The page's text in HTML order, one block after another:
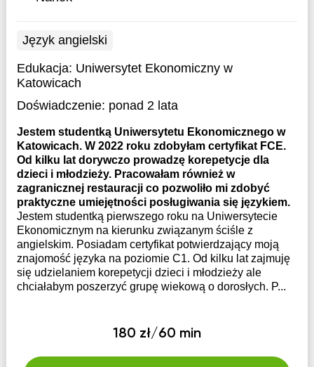
Język angielski
Edukacja: Uniwersytet Ekonomiczny w
Katowicach
Doświadczenie: ponad 2 lata
Jestem studentką Uniwersytetu Ekonomicznego w
Katowicach. W 2022 roku zdobyłam certyfikat FCE.
Od kilku lat dorywczo prowadzę korepetycje dla
dzieci i młodzieży. Pracowałam również w
zagranicznej restauracji co pozwoliło mi zdobyć
praktyczne umiejętności posługiwania się językiem.
Jestem studentką pierwszego roku na Uniwersytecie
Ekonomicznym na kierunku związanym ściśle z
angielskim. Posiadam certyfikat potwierdzający moją
znajomość języka na poziomie C1. Od kilku lat zajmuję
się udzielaniem korepetycji dzieci i młodzieży ale
chciałabym poszerzyć grupę wiekową o dorosłych. P...
180 zł/60 min